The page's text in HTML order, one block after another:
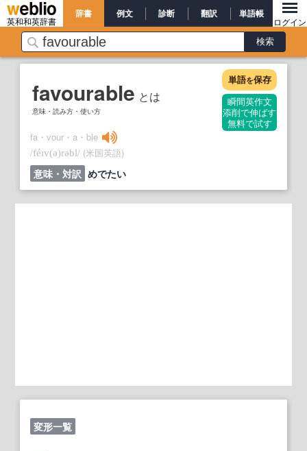
英和和英辞書
辞書 例文 診断 翻訳 単語帳
ログイン
favourable とは
意味・読み方・使い方
単語を保存
瞬間英作文
添削で伸ばす
無料で試す
fa・vour・a・ble
/féɪv(ə)rəbl/ (米国英語)
意味・対訳 めでたい
変形一覧